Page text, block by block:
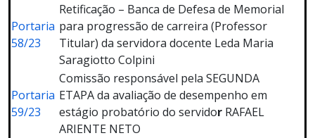
Portaria
58/23
Retificação – Banca de Defesa de Memorial
para progressão de carreira (Professor
Titular) da servidora docente Leda Maria
Saragiotto Colpini
Portaria
59/23
Comissão responsável pela SEGUNDA
ETAPA da avaliação de desempenho em
estágio probatório do servidor RAFAEL
ARIENTE NETO